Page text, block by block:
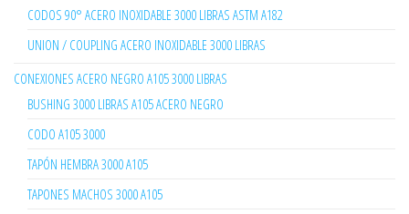
CODOS 90° ACERO INOXIDABLE 3000 LIBRAS ASTM A182
UNION / COUPLING ACERO INOXIDABLE 3000 LIBRAS
CONEXIONES ACERO NEGRO A105 3000 LIBRAS
BUSHING 3000 LIBRAS A105 ACERO NEGRO
CODO A105 3000
TAPÓN HEMBRA 3000 A105
TAPONES MACHOS 3000 A105